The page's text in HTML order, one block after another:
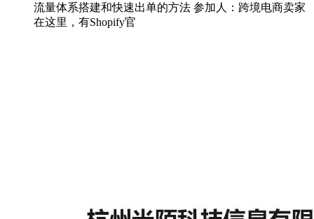
流量体系搭建和快速出单的方法 参加人：跨境电商卖家
在这里，有Shopify官